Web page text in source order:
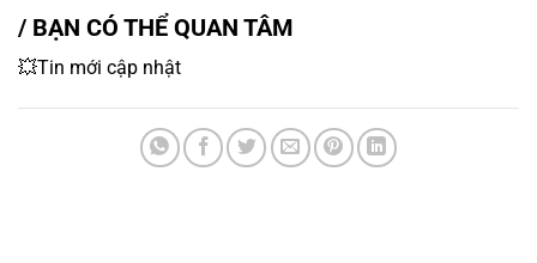
/ BẠN CÓ THỂ QUAN TÂM
💥Tin mới cập nhật